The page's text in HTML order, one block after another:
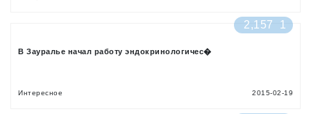
2,157 1
В Зауралье начал работу эндокринологичес�
Интересное 2015-02-19